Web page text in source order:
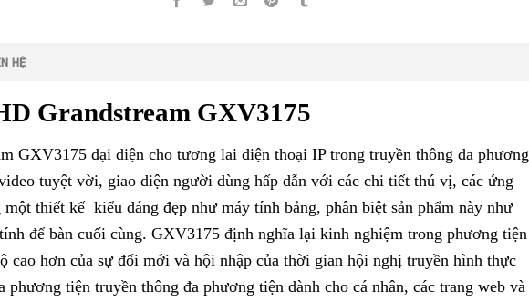
HỆ
Grandstream GXV3175
GXV3175 đại diện cho tương lai điện thoại IP trong truyền thông đa phương
tuyệt vời, giao diện người dùng hấp dẫn với các chi tiết thú vị, các ứng
thiết kế kiểu dáng đẹp như máy tính bảng, phân biệt sản phẩm này như
để bàn cuối cùng. GXV3175 định nghĩa lại kinh nghiệm trong phương tiện
cao hơn của sự đổi mới và hội nhập của thời gian hội nghị truyền hình thực
tiện truyền thông đa phương tiện dành cho cá nhân, các trang web và